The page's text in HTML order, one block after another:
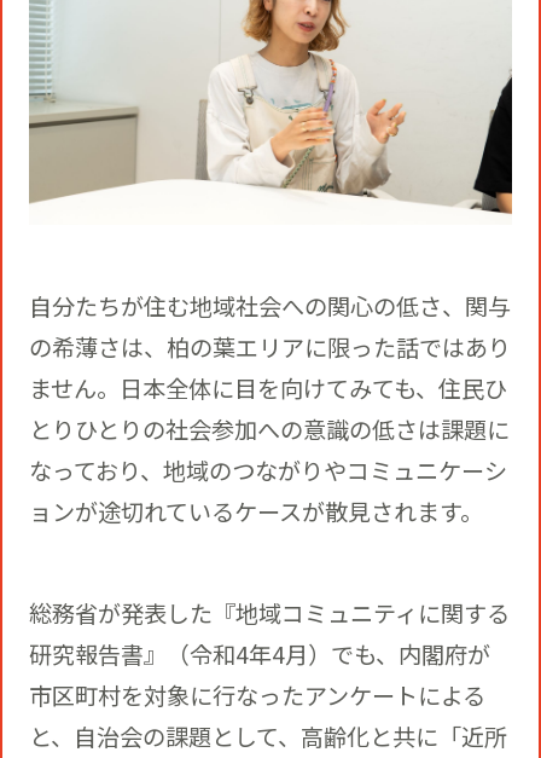
自分たちが住む地域社会への関心の低さ、関与
の希薄さは、柏の葉エリアに限った話ではあり
ません。日本全体に目を向けてみても、住民ひ
とりひとりの社会参加への意識の低さは課題に
なっており、地域のつながりやコミュニケーシ
ョンが途切れているケースが散見されます。
総務省が発表した『地域コミュニティに関する
研究報告書』（令和4年4月）でも、内閣府が
市区町村を対象に行なったアンケートによる
と、自治会の課題として、高齢化と共に「近所